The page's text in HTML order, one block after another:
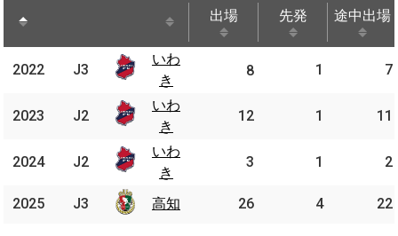
出場 先発 途中出場
2022
いわ
き
8 1 7
2023
いわ
き
12 1 11
2024
いわ
き
3 1 2
2025 高知 26 4 22
2022 J3
いわ
き
2023 J2
いわ
き
2024 J2
いわ
き
2025
J3 高知